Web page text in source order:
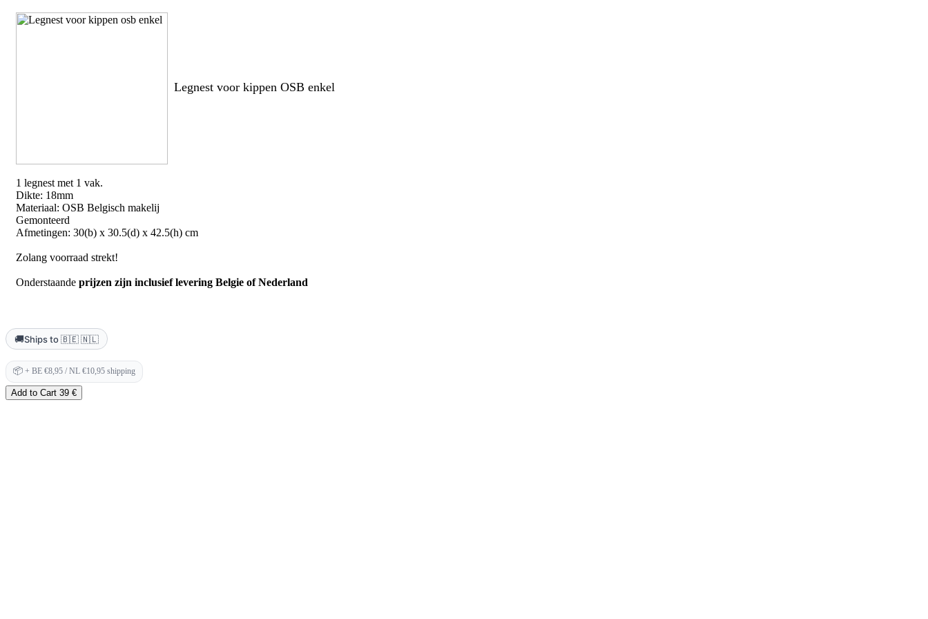
Legnest voor kippen OSB enkel
1 legnest met 1 vak.
Dikte: 18mm
Materiaal: OSB Belgisch makelij
Gemonteerd
Afmetingen: 30(b) x 30.5(d) x 42.5(h) cm
Zolang voorraad strekt!
Onderstaande prijzen zijn inclusief levering Belgie of Nederland
🚚Ships to 🇧🇪 🇳🇱
📦 + BE €8,95 / NL €10,95 shipping